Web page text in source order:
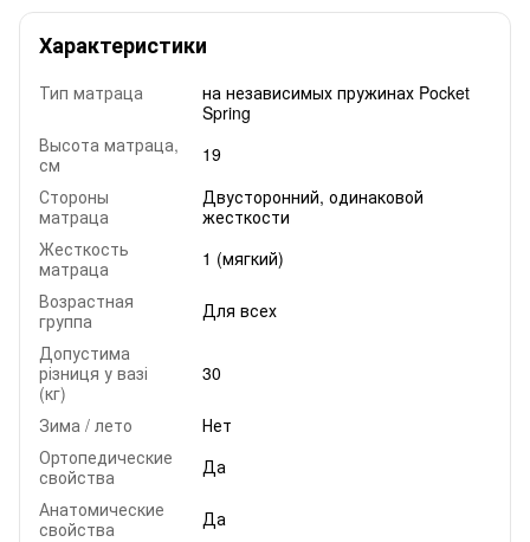
Характеристики
Тип матраца
на независимых пружинах Pocket
Spring
Высота матраца,
см
19
Стороны
матраца
Двусторонний, одинаковой
жесткости
Жесткость
матраца
1 (мягкий)
Возрастная
группа
Для всех
Допустима
різниця у вазі
(кг)
30
Зима / лето
Нет
Ортопедические
свойства
Да
Анатомические
свойства
Да